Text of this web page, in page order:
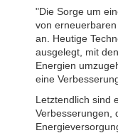
"Die Sorge um
von
an. Heutige
ausgelegt, mit
Energien
eine
Letztendlich sind
Verbesserungen,